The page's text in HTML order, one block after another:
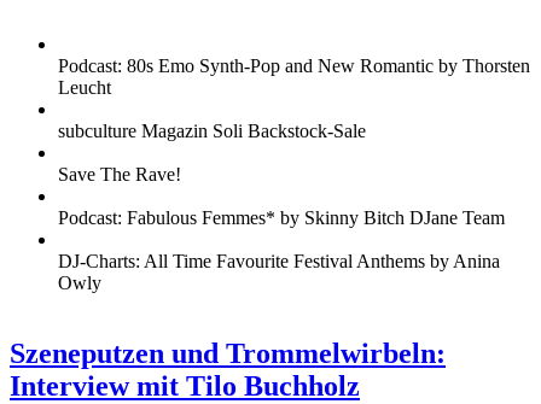
Podcast: 80s Emo Synth-Pop and New Romantic by Thorsten
Leucht
subculture Magazin Soli Backstock-Sale
Save The Rave!
Podcast: Fabulous Femmes* by Skinny Bitch DJane Team
DJ-Charts: All Time Favourite Festival Anthems by Anina
Owly
Szeneputzen und Trommelwirbeln:
Interview mit Tilo Buchholz